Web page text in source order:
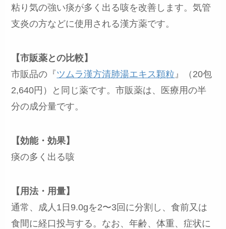
粘り気の強い痰が多く出る咳を改善します。気管
支炎の方などに使用される漢方薬です。
【市販薬との比較】
市販品の『ツムラ漢方清肺湯エキス顆粒』（20包
2,640円）と同じ薬です。市販薬は、医療用の半
分の成分量です。
【効能・効果】
痰の多く出る咳
【用法・用量】
通常、成人1日9.0gを2〜3回に分割し、食前又は
食間に経口投与する。なお、年齢、体重、症状に